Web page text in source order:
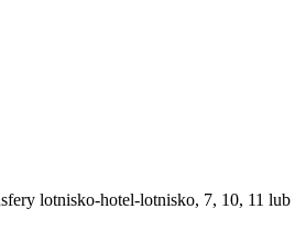
lotnisko-hotel-lotnisko, 7, 10, 11